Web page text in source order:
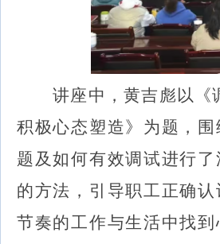
讲座中，黄吉彪以《
积极心态塑造》为题，
题及如何有效调试进行
的方法，引导职工正确
节奏的工作与生活中找